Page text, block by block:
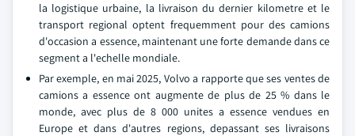
la logistique urbaine, la livraison du dernier kilometre et le
transport regional optent frequemment pour des camions
d'occasion a essence, maintenant une forte demande dans ce
segment a l'echelle mondiale.
Par exemple, en mai 2025, Volvo a rapporte que ses ventes de
camions a essence ont augmente de plus de 25 % dans le
monde, avec plus de 8 000 unites a essence vendues en
Europe et dans d'autres regions, depassant ses livraisons